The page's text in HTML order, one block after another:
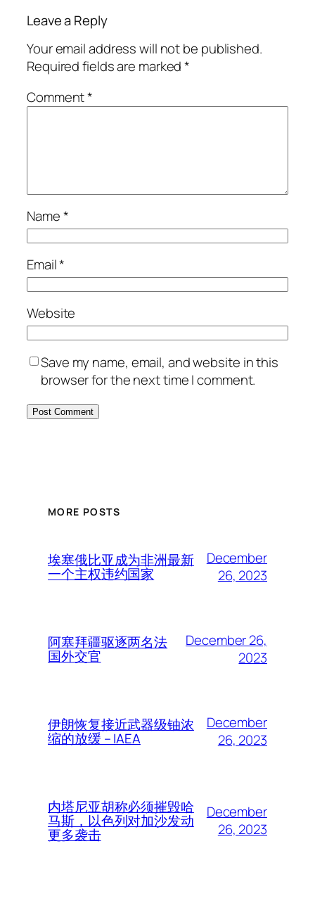
Leave a Reply
Your email address will not be published.
Required fields are marked*
Comment*
Name*
Email*
Website
Save my name, email, and website in this
browser for the next time I comment.
MORE POSTS
埃塞俄比亚成为非洲最新
一个主权违约国家
December
26, 2023
阿塞拜疆驱逐两名法
国外交官
December 26,
2023
伊朗恢复接近武器级铀浓
缩的放缓 – IAEA
December
26, 2023
内塔尼亚胡称必须摧毁哈
马斯，以色列对加沙发动
更多袭击
December
26, 2023